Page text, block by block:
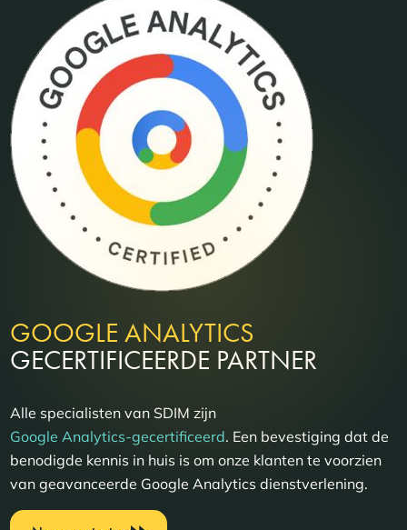
GOOGLE ANALYTICS
GECERTIFICEERDE PARTNER
Alle specialisten van SDIM zijn
Google Analytics-gecertificeerd. Een bevestiging dat de
benodigde kennis in huis is om onze klanten te voorzien
van geavanceerde Google Analytics dienstverlening.